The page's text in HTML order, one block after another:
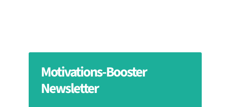
Motivations-Booster
Newsletter